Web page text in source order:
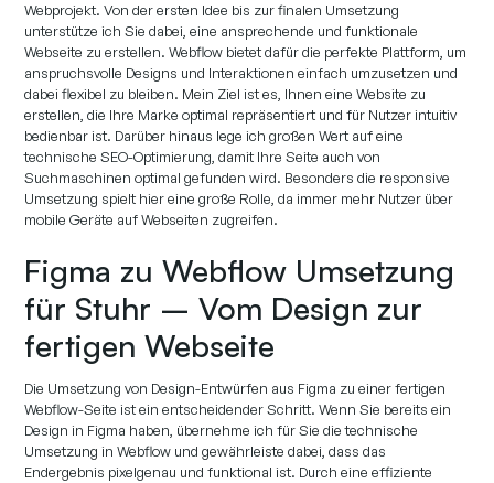
Webprojekt. Von der ersten Idee bis zur finalen Umsetzung
unterstütze ich Sie dabei, eine ansprechende und funktionale
Webseite zu erstellen. Webflow bietet dafür die perfekte Plattform, um
anspruchsvolle Designs und Interaktionen einfach umzusetzen und
dabei flexibel zu bleiben. Mein Ziel ist es, Ihnen eine Website zu
erstellen, die Ihre Marke optimal repräsentiert und für Nutzer intuitiv
bedienbar ist. Darüber hinaus lege ich großen Wert auf eine
technische SEO-Optimierung, damit Ihre Seite auch von
Suchmaschinen optimal gefunden wird. Besonders die responsive
Umsetzung spielt hier eine große Rolle, da immer mehr Nutzer über
mobile Geräte auf Webseiten zugreifen.
Figma zu Webflow Umsetzung
für Stuhr – Vom Design zur
fertigen Webseite
Die Umsetzung von Design-Entwürfen aus Figma zu einer fertigen
Webflow-Seite ist ein entscheidender Schritt. Wenn Sie bereits ein
Design in Figma haben, übernehme ich für Sie die technische
Umsetzung in Webflow und gewährleiste dabei, dass das
Endergebnis pixelgenau und funktional ist. Durch eine effiziente